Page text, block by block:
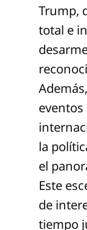
Trump,
total e
la
el
Este
de
tiempo